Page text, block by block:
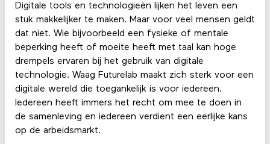
Digitale tools en technologieën lijken het leven een
stuk makkelijker te maken. Maar voor veel mensen geldt
dat niet. Wie bijvoorbeeld een fysieke of mentale
beperking heeft of moeite heeft met taal kan hoge
drempels ervaren bij het gebruik van digitale
technologie. Waag Futurelab maakt zich sterk voor een
digitale wereld die toegankelijk is voor iedereen.
Iedereen heeft immers het recht om mee te doen in
de samenleving en iedereen verdient een eerlijke kans
op de arbeidsmarkt.